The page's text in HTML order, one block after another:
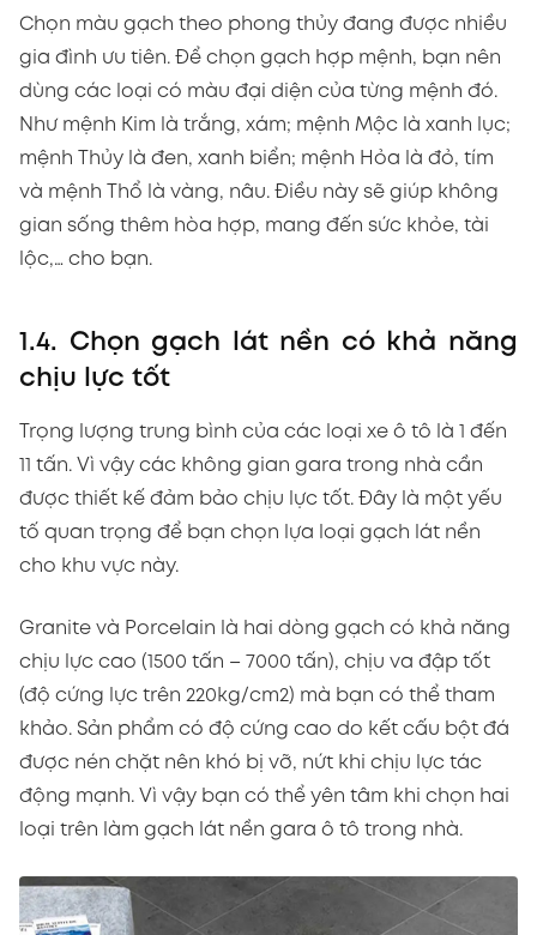
Chọn màu gạch theo phong thủy đang được nhiều
gia đình ưu tiên. Để chọn gạch hợp mệnh, bạn nên
dùng các loại có màu đại diện của từng mệnh đó.
Như mệnh Kim là trắng, xám; mệnh Mộc là xanh lục;
mệnh Thủy là đen, xanh biển; mệnh Hỏa là đỏ, tím
và mệnh Thổ là vàng, nâu. Điều này sẽ giúp không
gian sống thêm hòa hợp, mang đến sức khỏe, tài
lộc,… cho bạn.
1.4. Chọn gạch lát nền có khả năng
chịu lực tốt
Trọng lượng trung bình của các loại xe ô tô là 1 đến
11 tấn. Vì vậy các không gian gara trong nhà cần
được thiết kế đảm bảo chịu lực tốt. Đây là một yếu
tố quan trọng để bạn chọn lựa loại gạch lát nền
cho khu vực này.
Granite và Porcelain là hai dòng gạch có khả năng
chịu lực cao (1500 tấn – 7000 tấn), chịu va đập tốt
(độ cứng lực trên 220kg/cm2) mà bạn có thể tham
khảo. Sản phẩm có độ cứng cao do kết cấu bột đá
được nén chặt nên khó bị vỡ, nứt khi chịu lực tác
động mạnh. Vì vậy bạn có thể yên tâm khi chọn hai
loại trên làm gạch lát nền gara ô tô trong nhà.